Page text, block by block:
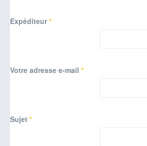
Expéditeur *
Votre adresse e-mail *
Sujet *